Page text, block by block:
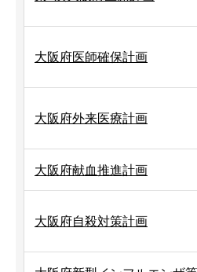
大阪府医師確保計画
大阪府外来医療計画
大阪府献血推進計画
大阪府自殺対策計画